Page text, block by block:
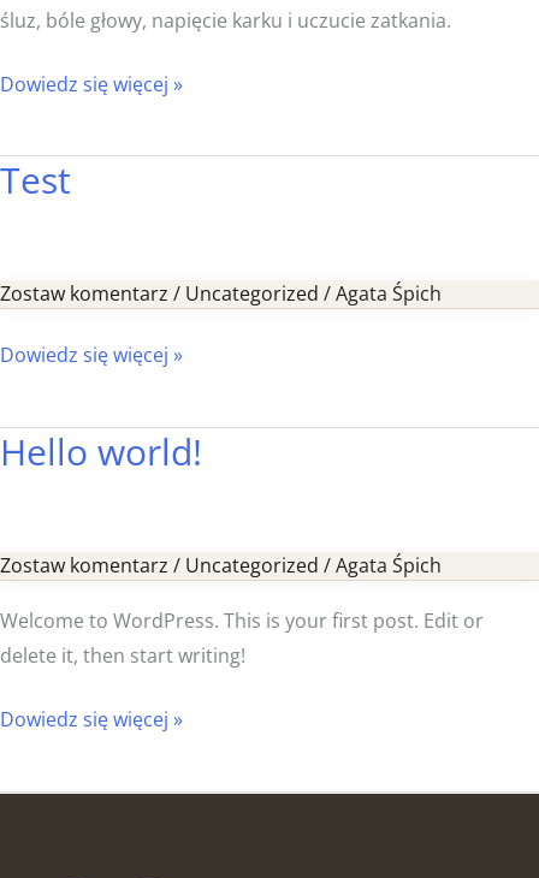
śluz, bóle głowy, napięcie karku i uczucie zatkania.
Dowiedz się więcej »
Test
Zostaw komentarz / Uncategorized /Agata Śpich
Test
Dowiedz się więcej »
Hello world!
Zostaw komentarz / Uncategorized /Agata Śpich
Welcome to WordPress. This is your first post. Edit or
delete it, then start writing!
Hello
Dowiedz się więcej »